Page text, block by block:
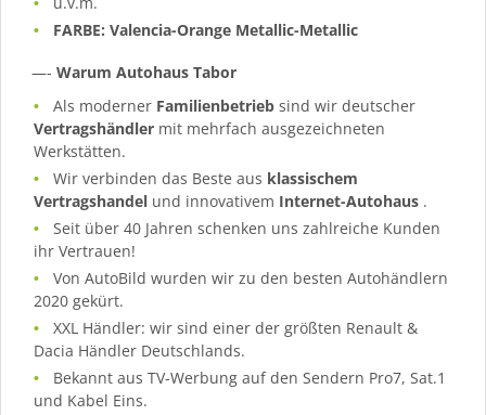
FARBE: Valencia-Orange Metallic-Metallic
—- Warum Autohaus Tabor
Als moderner Familienbetrieb sind wir deutscher
Vertragshändler mit mehrfach ausgezeichneten
Werkstätten.
Wir verbinden das Beste aus klassischem
Vertragshandel und innovativem Internet-Autohaus .
Seit über 40 Jahren schenken uns zahlreiche Kunden
ihr Vertrauen!
Von AutoBild wurden wir zu den besten Autohändlern
2020 gekürt.
XXL Händler: wir sind einer der größten Renault &
Dacia Händler Deutschlands.
Bekannt aus TV-Werbung auf den Sendern Pro7, Sat.1
und Kabel Eins.